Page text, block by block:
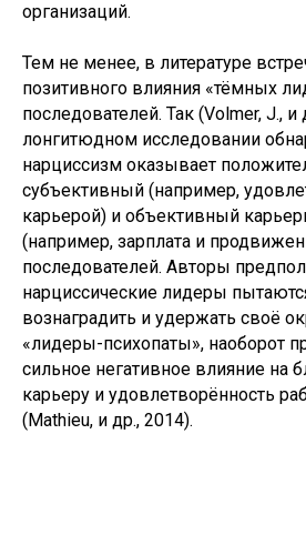
организаций.
Тем не менее, в литературе
позитивного влияния «тёмных
последователей. Так (Volmer, J., и
лонгитюдном исследовании
нарциссизм оказывает
субъективный (например,
карьерой) и объективный
(например, зарплата и
последователей. Авторы
нарциссические лидеры
вознаградить и удержать своё
«лидеры-психопаты», наоборот
сильное негативное влияние на
карьеру и удовлетворённость
(Mathieu, и др., 2014).